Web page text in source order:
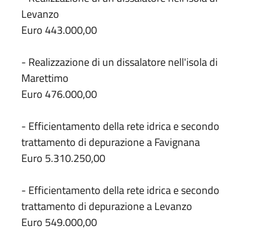
Levanzo
Euro 443.000,00
- Realizzazione di un dissalatore nell'isola di
Marettimo
Euro 476.000,00
- Efficientamento della rete idrica e secondo
trattamento di depurazione a Favignana
Euro 5.310.250,00
- Efficientamento della rete idrica e secondo
trattamento di depurazione a Levanzo
Euro 549.000,00